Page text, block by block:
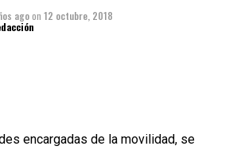
agoon 12 octubre, 2018
encargadas de la movilidad, se